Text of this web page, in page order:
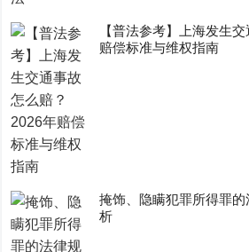
【普法参考】上海发生
赔偿标准与维权指南
掩饰、隐瞒犯罪所得罪
析